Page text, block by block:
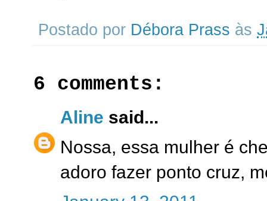
Postado por Débora Prass às
6 comments:
Aline said...
Nossa, essa mulher é
adoro fazer ponto cruz,